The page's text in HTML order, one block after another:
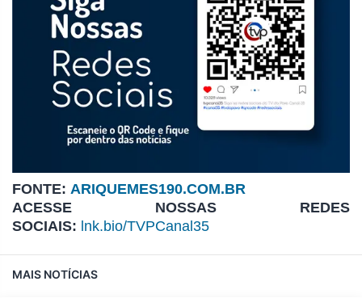
FONTE: ARIQUEMES190.COM.BR
ACESSE NOSSAS REDES
SOCIAIS: lnk.bio/TVPCanal35
MAIS NOTÍCIAS